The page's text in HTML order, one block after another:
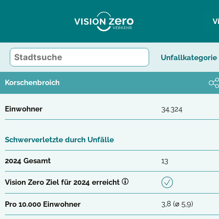
Unfallkategorie
Korschenbroich
Einwohner 34.324
Schwerverletzte durch Unfälle
2024 Gesamt 13
Vision Zero Ziel für 2024 erreicht
Pro 10.000 Einwohner 3,8 (⌀ 5,9)